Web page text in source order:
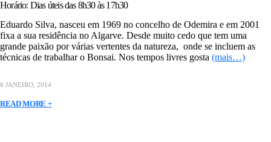
Horário: Dias úteis das 8h30 às 17h30
Eduardo Silva, nasceu em 1969 no concelho de Odemira e em 2001
fixa a sua residência no Algarve. Desde muito cedo que tem uma
grande paixão por várias vertentes da natureza, onde se incluem as
técnicas de trabalhar o Bonsai. Nos tempos livres gosta (mais…)
6 JANEIRO, 2014
READ MORE +